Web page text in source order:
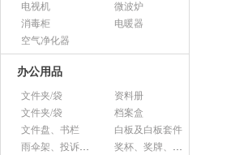
电视机
微波炉
消毒柜
电暖器
空气净化器
办公用品
文件夹/袋
资料册
文件夹/袋
档案盒
文件盘、书栏
白板及白板套件
雨伞架、投诉意见箱、杂志架等杂项
奖杯、奖牌、证书